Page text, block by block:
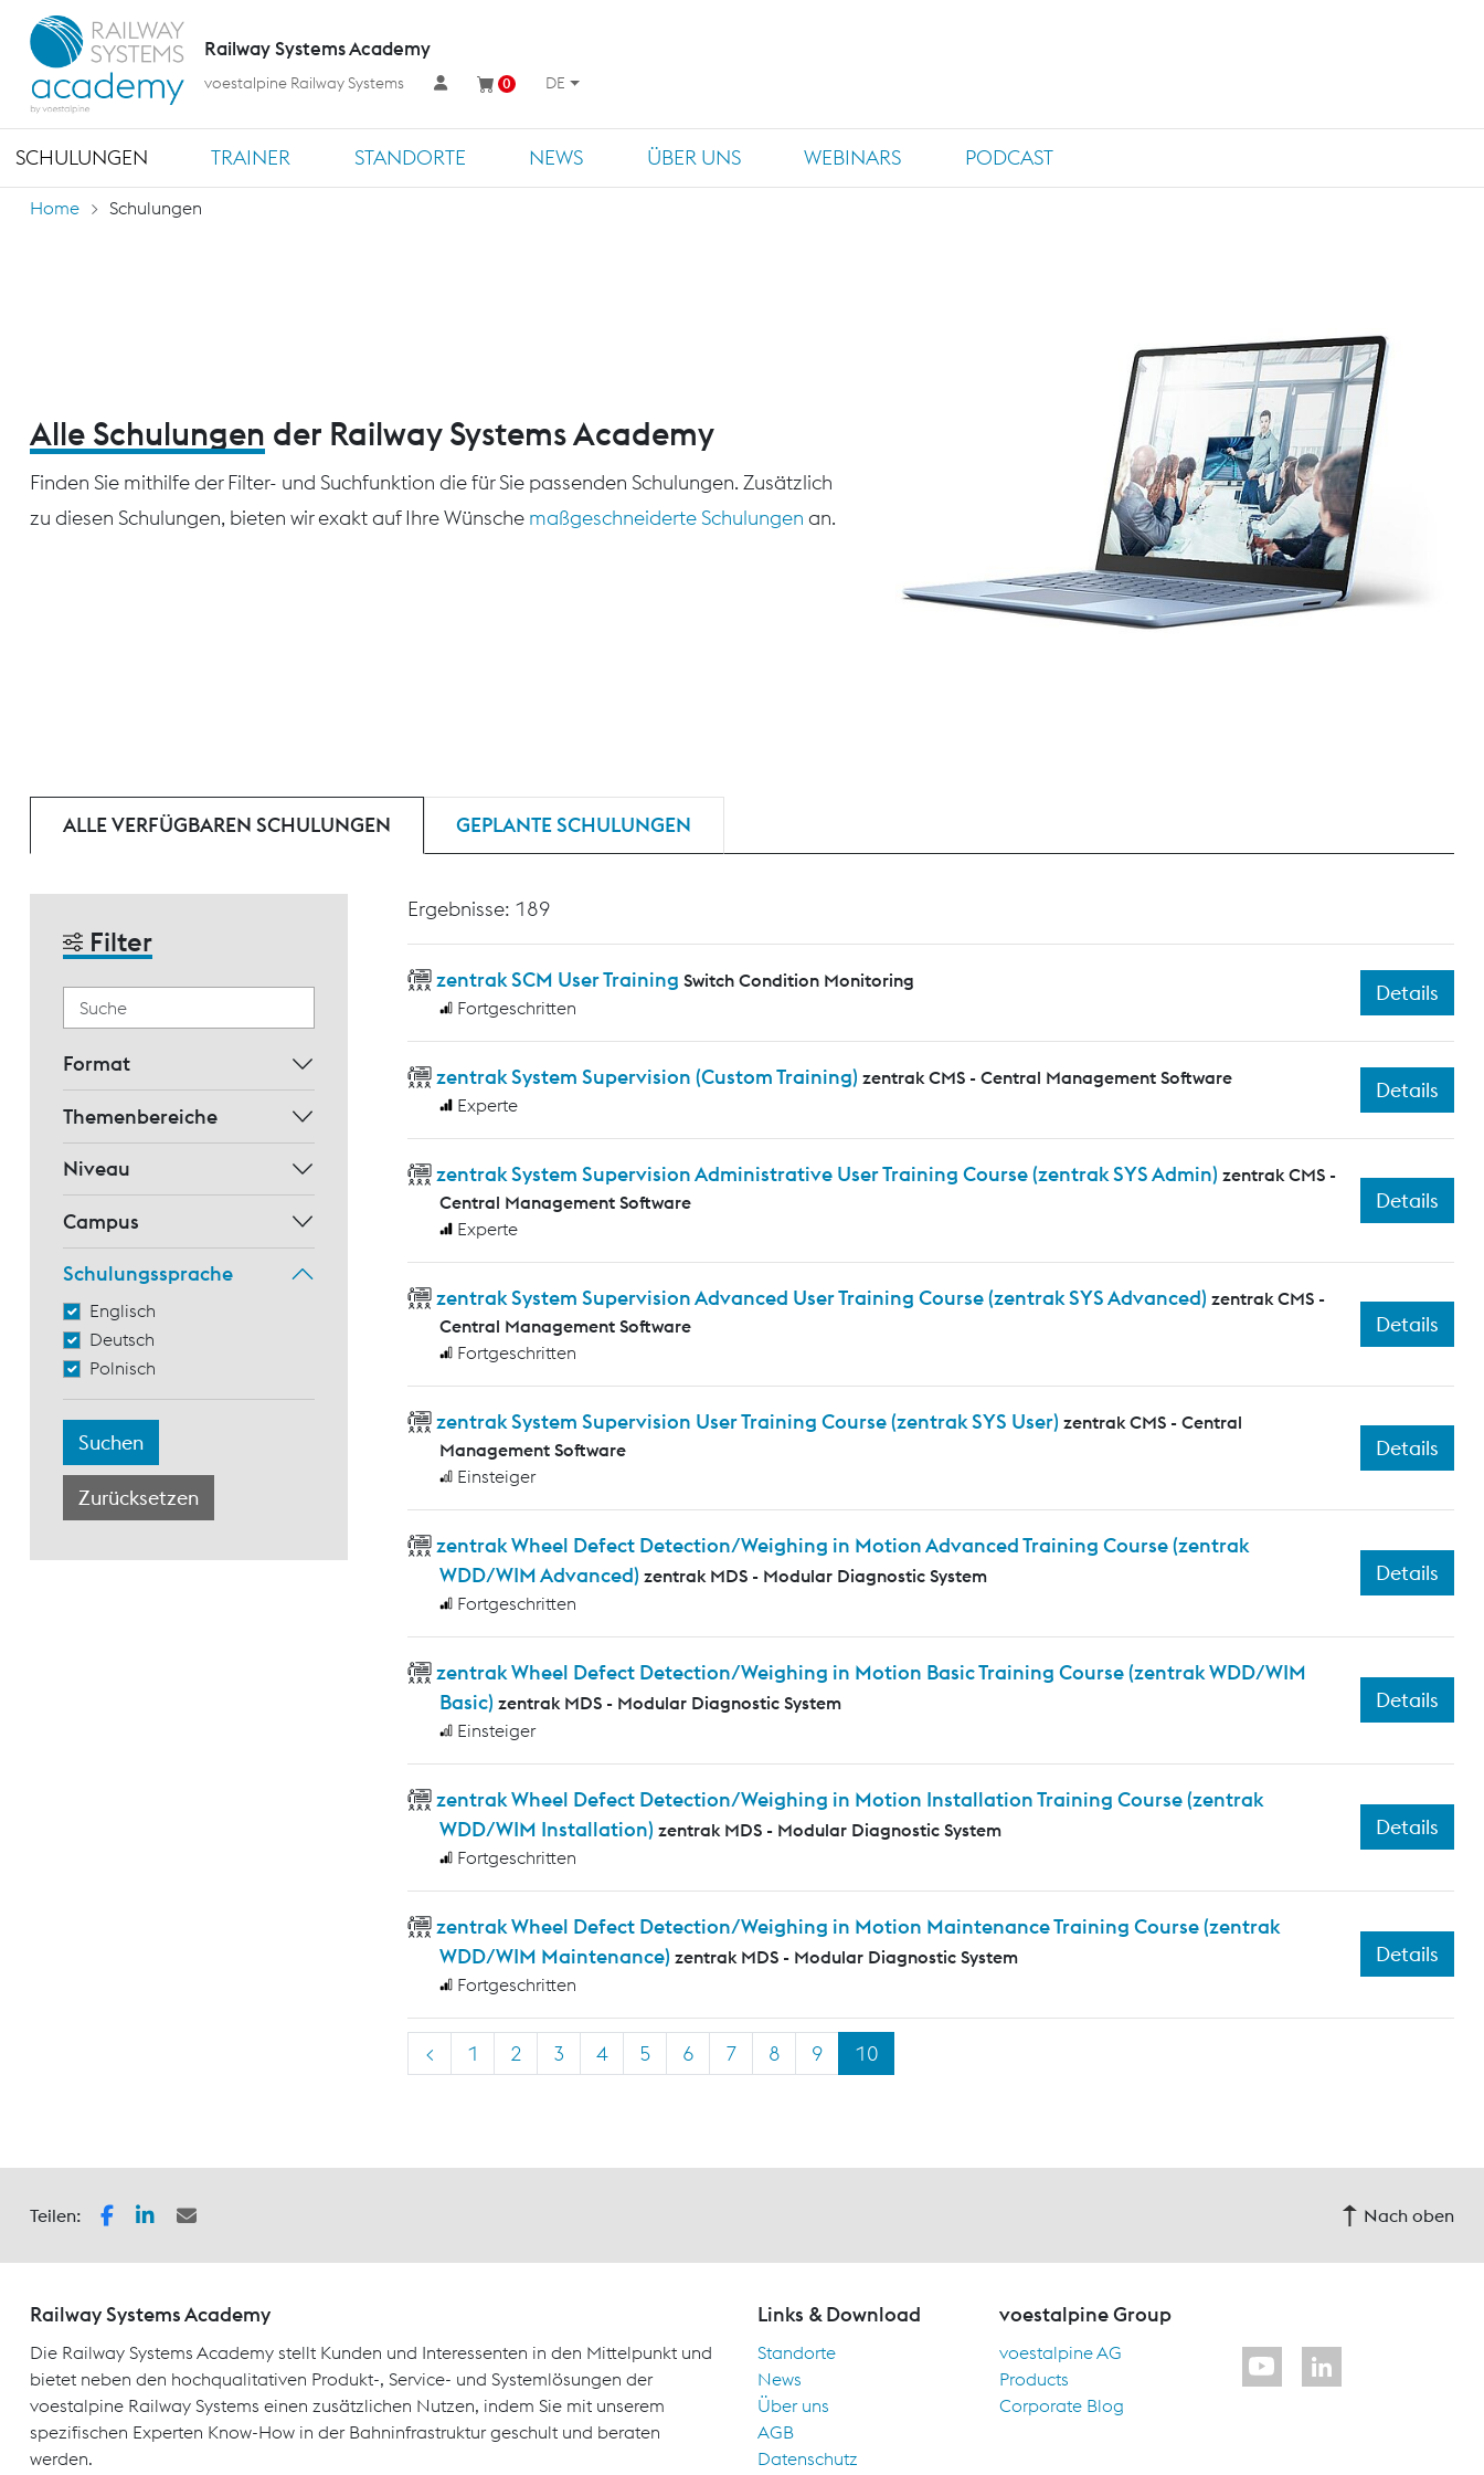
SCHULUNGEN TRAINER STANDORTE NEWS ÜBER UNS WEBINARS PODCAST
Railway Systems Academy
voestalpine Railway Systems 0 DE
Home Schulungen
Alle Schulungen der Railway Systems Academy
Finden Sie mithilfe der Filter- und Suchfunktion die für Sie passenden Schulungen. Zusätzlich
zu diesen Schulungen, bieten wir exakt auf Ihre Wünsche maßgeschneiderte Schulungen an.
ALLE VERFÜGBAREN SCHULUNGEN GEPLANTE SCHULUNGEN
Filter
Format
Themenbereiche
Niveau
Campus
Schulungssprache
Englisch
Deutsch
Polnisch
Ergebnisse: 189
zentrak SCM User Training Switch Condition Monitoring
Fortgeschritten
Details
zentrak System Supervision (Custom Training) zentrak CMS - Central Management Software
Experte
Details
zentrak System Supervision Administrative User Training Course (zentrak SYS Admin) zentrak CMS -
Central Management Software
Experte
Details
zentrak System Supervision Advanced User Training Course (zentrak SYS Advanced) zentrak CMS -
Central Management Software
Fortgeschritten
Details
zentrak System Supervision User Training Course (zentrak SYS User) zentrak CMS - Central
Management Software
Einsteiger
Details
zentrak Wheel Defect Detection/Weighing in Motion Advanced Training Course (zentrak
WDD/WIM Advanced) zentrak MDS - Modular Diagnostic System
Fortgeschritten
Details
zentrak Wheel Defect Detection/Weighing in Motion Basic Training Course (zentrak WDD/WIM
Basic) zentrak MDS - Modular Diagnostic System
Einsteiger
Details
zentrak Wheel Defect Detection/Weighing in Motion Installation Training Course (zentrak
WDD/WIM Installation) zentrak MDS - Modular Diagnostic System
Fortgeschritten
Details
zentrak Wheel Defect Detection/Weighing in Motion Maintenance Training Course (zentrak
WDD/WIM Maintenance) zentrak MDS - Modular Diagnostic System
Fortgeschritten
Details
< 1 2 3 4 5 6 7 8 9 10
Teilen: Nach oben
Railway Systems Academy
Die Railway Systems Academy stellt Kunden und Interessenten in den Mittelpunkt und
bietet neben den hochqualitativen Produkt-, Service- und Systemlösungen der
voestalpine Railway Systems einen zusätzlichen Nutzen, indem Sie mit unserem
spezifischen Experten Know-How in der Bahninfrastruktur geschult und beraten
werden.
Links & Download
Standorte
News
Über uns
AGB
Datenschutz
voestalpine Group
voestalpine AG
Products
Corporate Blog